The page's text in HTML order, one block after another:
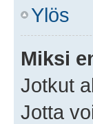
Ylös
Miksi
Jotkut
Jotta